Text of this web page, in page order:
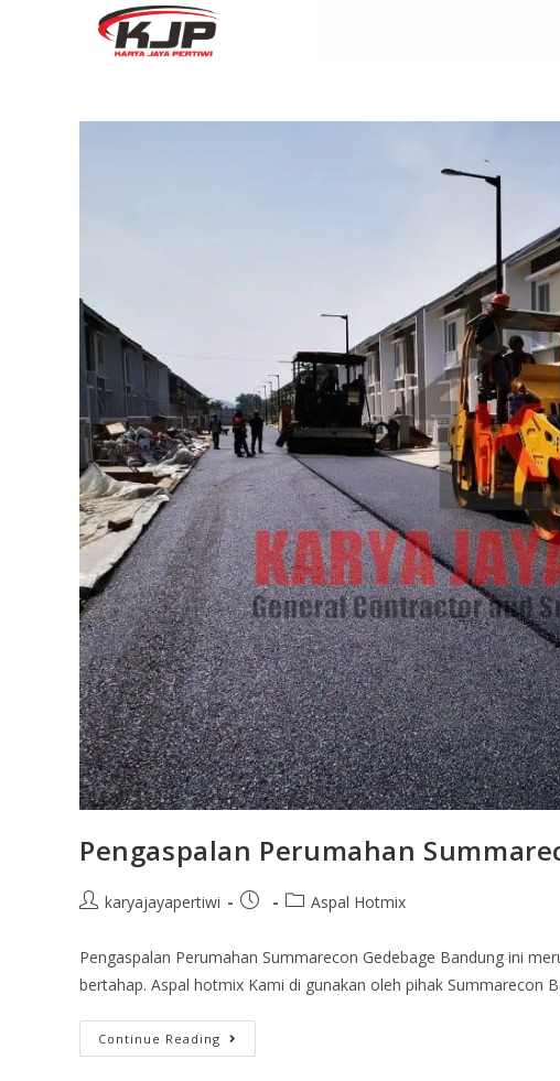
Pengaspalan Perumahan
karyajayapertiwi Aspal Hotmix
Pengaspalan Perumahan Summarecon Gedebage Bandung ini
bertahap. Aspal hotmix Kami di gunakan oleh pihak Summarecon
Continue Reading